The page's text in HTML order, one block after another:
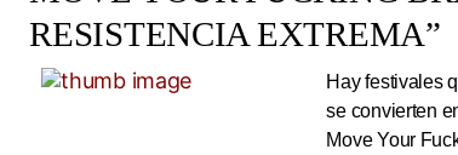
RESISTENCIA EXTREMA”
Hay festivales
se convierten
Move Your